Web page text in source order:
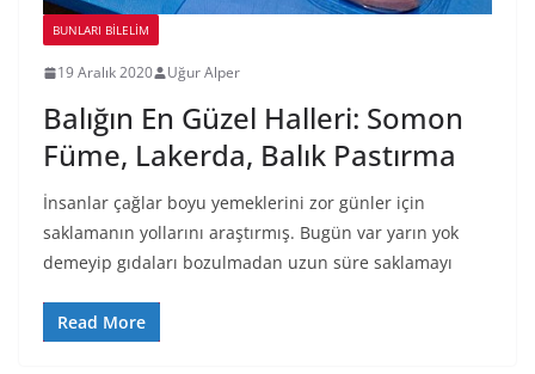
BUNLARI BILELIM
19 Aralık 2020 Uğur Alper
Balığın En Güzel Halleri: Somon
Füme, Lakerda, Balık Pastırma
İnsanlar çağlar boyu yemeklerini zor günler için
saklamanın yollarını araştırmış. Bugün var yarın yok
demeyip gıdaları bozulmadan uzun süre saklamayı
Read More